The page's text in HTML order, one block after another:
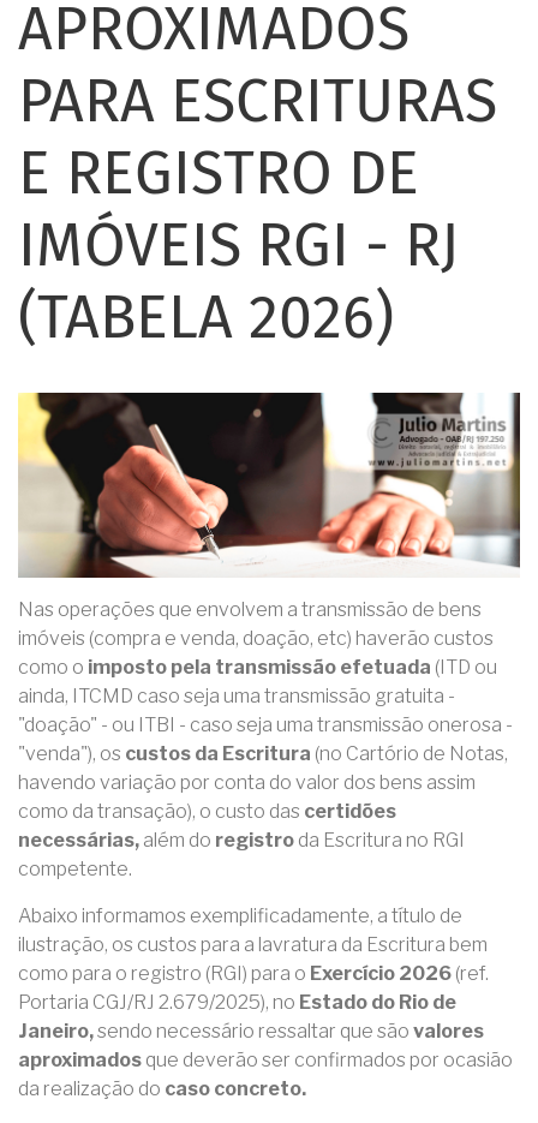
APROXIMADOS
PARA ESCRITURAS
E REGISTRO DE
IMÓVEIS RGI - RJ
(TABELA 2026)
Nas operações que envolvem a transmissão de bens
imóveis (compra e venda, doação, etc) haverão custos
como o imposto pela transmissão efetuada (ITD ou
ainda, ITCMD caso seja uma transmissão gratuita -
"doação" - ou ITBI - caso seja uma transmissão onerosa -
"venda"), os custos da Escritura (no Cartório de Notas,
havendo variação por conta do valor dos bens assim
como da transação), o custo das certidões
necessárias, além do registro da Escritura no RGI
competente.
Abaixo informamos exemplificadamente, a título de
ilustração, os custos para a lavratura da Escritura bem
como para o registro (RGI) para o Exercício 2026 (ref.
Portaria CGJ/RJ 2.679/2025), no Estado do Rio de
Janeiro,sendo necessário ressaltar que são valores
aproximados que deverão ser confirmados por ocasião
da realização do caso concreto.